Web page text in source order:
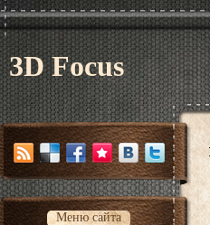
3D Focus
Меню сайта